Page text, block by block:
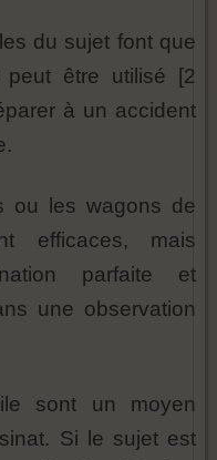
du sujet font que
peut être utilisé [2
à un accident
ou les wagons de
efficaces, mais
parfaite et
une observation
sont un moyen
Si le sujet est